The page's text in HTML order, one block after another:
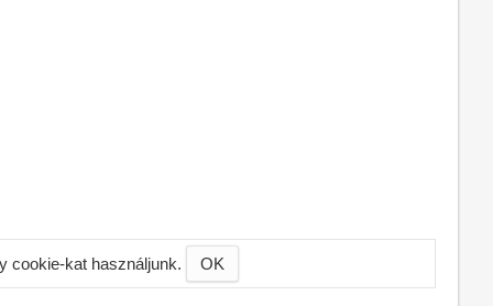
cookie-kat használjunk. OK